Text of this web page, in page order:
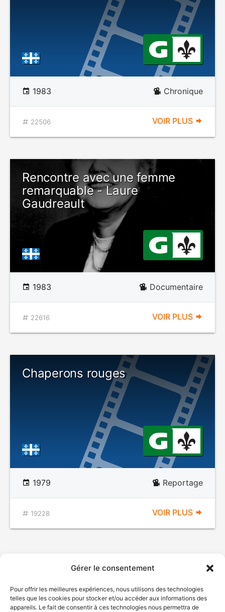
Gérer le consentement
Pour offrir les meilleures expériences, nous utilisons des technologies
telles que les cookies pour stocker et/ou accéder aux informations des
appareils. Le fait de consentir à ces technologies nous permettra de
1983 Chronique
22506 VOIR PLUS
Rencontre avec une femme
remarquable - Laure
Gaudreault
1983 Documentaire
22616 VOIR PLUS
Chaperons rouges
1979 Reportage
19228 VOIR PLUS